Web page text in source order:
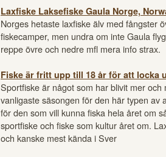
Laxfiske Laksefiske Gaula Norge,
Norges hetaste laxfiske älv med fångster
fiskecamper, men undra om inte Gaula
reppe övre och nedre mfl mera info strax.
Fiske är fritt upp till 18 år för att locka
Sportfiske är något som har blivit mer
vanligaste säsongen för den här typen av
för den som vill kunna fiska hela året om
sportfiske och fiske som kultur året om.
och kanske mest kända i Sver